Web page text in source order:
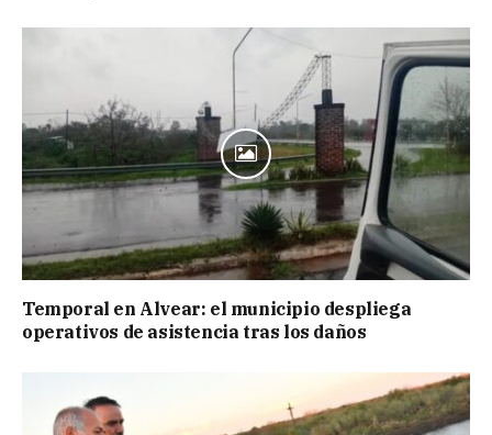
Temporal en Alvear: el municipio despliega
operativos de asistencia tras los daños